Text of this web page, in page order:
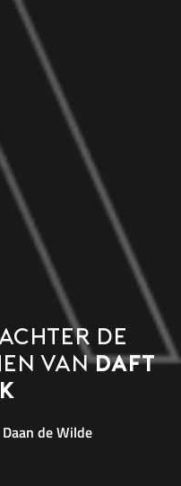
de
vanDaft
Daan de Wilde